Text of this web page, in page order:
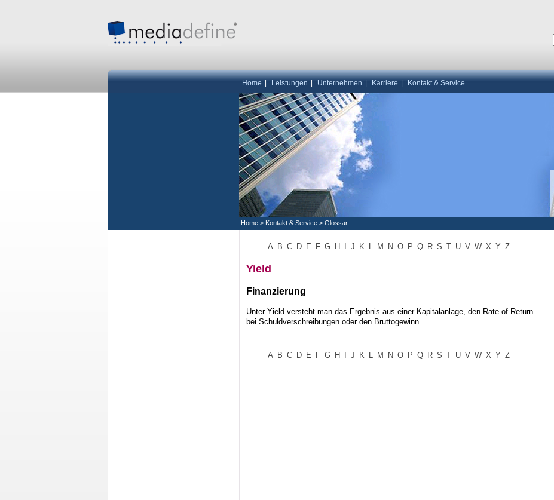
Home Leistungen Unternehmen Karriere Kontakt & Service
Home > Kontakt & Service > Glossar
A B C D E F G H J K L M N O P Q R S T U V W X Y Z
Yield
Finanzierung
Unter Yield versteht man das Ergebnis aus einer Kapitalanlage, den Rate of Return
bei Schuldverschreibungen oder den Bruttogewinn.
A B C D E F G H J K M N O P Q R S T U V W X Y Z